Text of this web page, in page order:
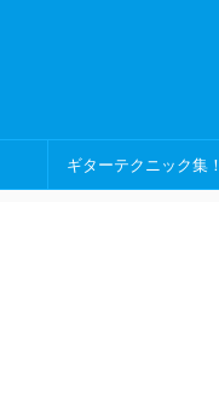
ギターテクニック集